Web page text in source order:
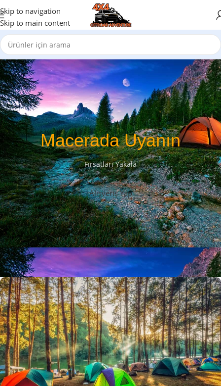
Skip to navigation
Skip to main content
Macerada Uyanın
Fırsatları Yakala
Alışveriş Yap